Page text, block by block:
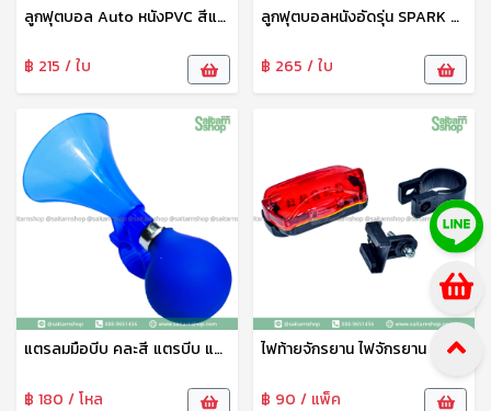
ลูกฟุตบอล Auto หนังPVC สีแฟนซี สำหรับเด็ก No.3
฿ 215 / ใบ
ลูกฟุตบอลหนังอัดรุ่น SPARK AUTO Sport No.5 สีสะท้อนแสง
฿ 265 / ใบ
แตรลมมือบีบ คละสี แตรบีบ แตรลม แตรขายของ แตรจักรยานเด็ก แตรพลาสติกเนื้อดี ทนทาน
฿ 180 / โหล
ไฟท้ายจักรยาน ไฟจักรยาน Bicycle warning light ไฟท้ายLED ไฟท้ายจักรยานLED กระพริบ กันน้ำ ทนทาน
฿ 90 / แพ็ค